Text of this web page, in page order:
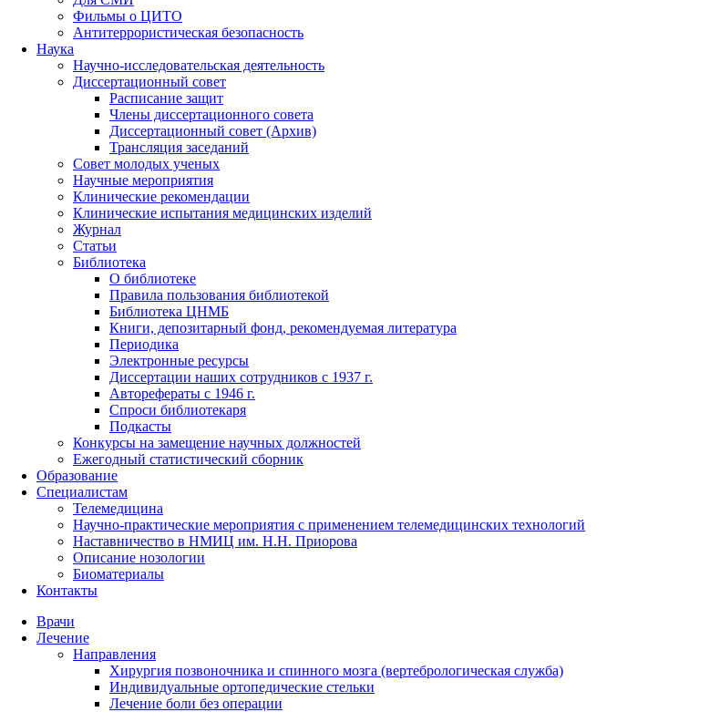
Фильмы о ЦИТО
Антитеррористическая безопасность
Наука
Научно-исследовательская деятельность
Диссертационный совет
Расписание защит
Члены диссертационного совета
Диссертационный совет (Архив)
Трансляция заседаний
Совет молодых ученых
Научные мероприятия
Клинические рекомендации
Клинические испытания медицинских изделий
Журнал
Статьи
Библиотека
О библиотеке
Правила пользования библиотекой
Библиотека ЦНМБ
Книги, депозитарный фонд, рекомендуемая литература
Периодика
Электронные ресурсы
Диссертации наших сотрудников с 1937 г.
Авторефераты с 1946 г.
Спроси библиотекаря
Подкасты
Конкурсы на замещение научных должностей
Ежегодный статистический сборник
Образование
Специалистам
Телемедицина
Научно-практические мероприятия с применением телемедицинских технологий
Наставничество в НМИЦ им. Н.Н. Приорова
Описание нозологии
Биоматериалы
Контакты
Врачи
Лечение
Направления
Хирургия позвоночника и спинного мозга (вертебрологическая служба)
Индивидуальные ортопедические стельки
Лечение боли без операции